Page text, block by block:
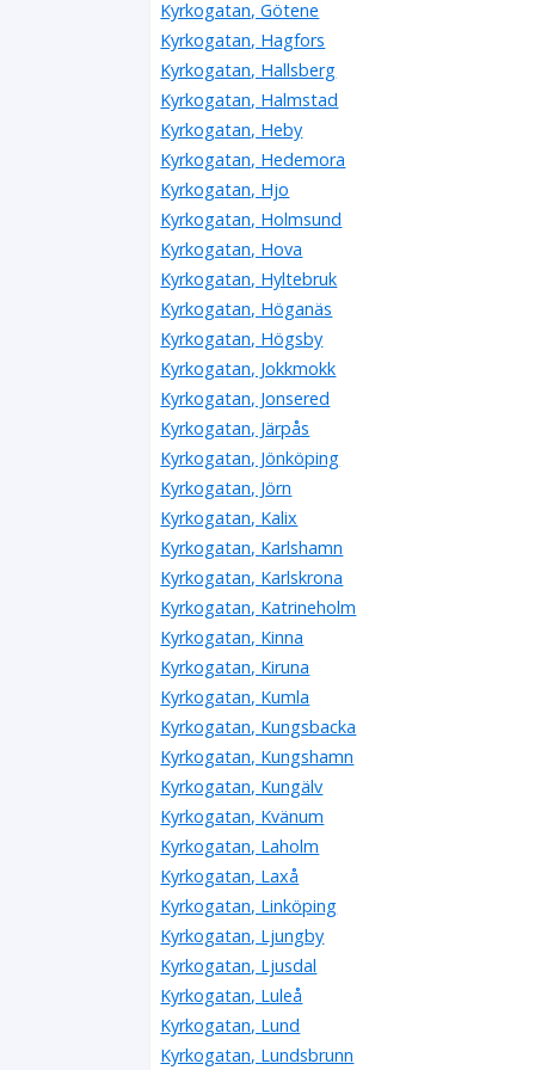
Kyrkogatan, Götene
Kyrkogatan, Hagfors
Kyrkogatan, Hallsberg
Kyrkogatan, Halmstad
Kyrkogatan, Heby
Kyrkogatan, Hedemora
Kyrkogatan, Hjo
Kyrkogatan, Holmsund
Kyrkogatan, Hova
Kyrkogatan, Hyltebruk
Kyrkogatan, Höganäs
Kyrkogatan, Högsby
Kyrkogatan, Jokkmokk
Kyrkogatan, Jonsered
Kyrkogatan, Järpås
Kyrkogatan, Jönköping
Kyrkogatan, Jörn
Kyrkogatan, Kalix
Kyrkogatan, Karlshamn
Kyrkogatan, Karlskrona
Kyrkogatan, Katrineholm
Kyrkogatan, Kinna
Kyrkogatan, Kiruna
Kyrkogatan, Kumla
Kyrkogatan, Kungsbacka
Kyrkogatan, Kungshamn
Kyrkogatan, Kungälv
Kyrkogatan, Kvänum
Kyrkogatan, Laholm
Kyrkogatan, Laxå
Kyrkogatan, Linköping
Kyrkogatan, Ljungby
Kyrkogatan, Ljusdal
Kyrkogatan, Luleå
Kyrkogatan, Lund
Kyrkogatan, Lundsbrunn